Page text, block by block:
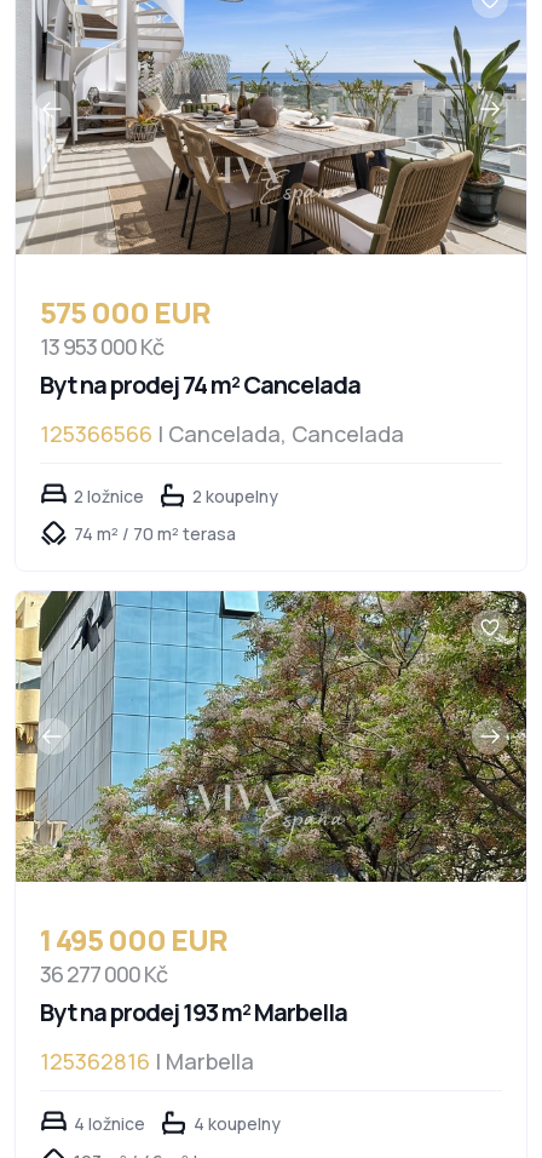
575 000 EUR
13 953 000 Kč
Byt na prodej 74 m² Cancelada
125366566 | Cancelada, Cancelada
2 ložnice
2 koupelny
74 m² / 70 m² terasa
1 495 000 EUR
36 277 000 Kč
Byt na prodej 193 m² Marbella
125362816 | Marbella
4 ložnice
4 koupelny